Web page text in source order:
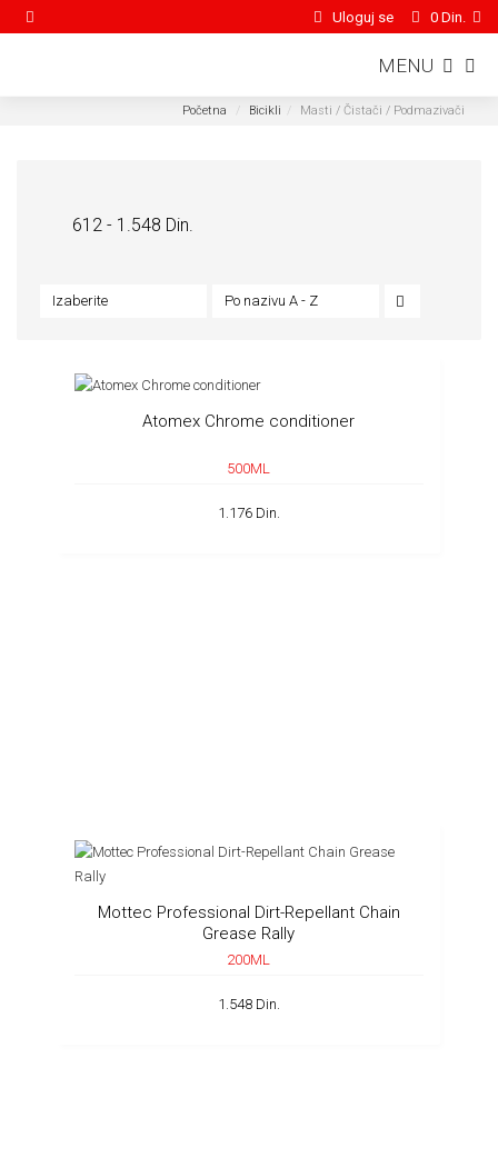
Uloguj se 0 Din.
MENU
Početna Bicikli Masti / Čistači / Podmazivači
612 - 1.548 Din.
Po nazivu A - Z
Izaberite
Atomex Chrome conditioner
500ML
1.176 Din.
Mottec Professional Dirt-Repellant Chain
Grease Rally
200ML
1.548 Din.